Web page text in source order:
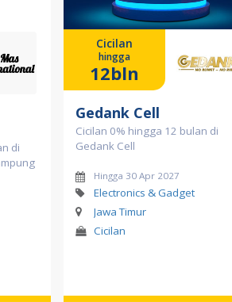
di
Cicilan
hingga
12bln
Gedank Cell
Cicilan 0% hingga 12 bulan di
Gedank Cell
Hingga 30 Apr 2027
Electronics & Gadget
Jawa Timur
Cicilan